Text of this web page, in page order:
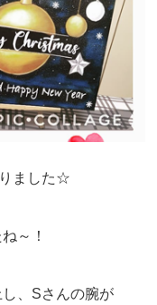
ました☆
～！
、Sさんの腕が